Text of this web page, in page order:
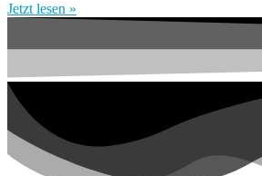
Jetzt lesen »